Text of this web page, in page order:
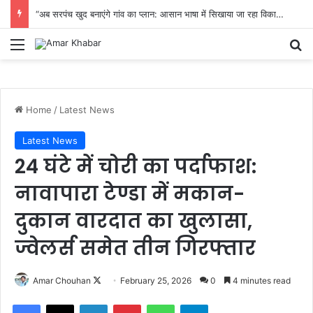
“अब सरपंच खुद बनाएंगे गांव का प्लान: आसान भाषा में सिखाया जा रहा विकास का पूरा तरीका”
Menu
Home / Latest News
Latest News
24 घंटे में चोरी का पर्दाफाश:
नावापारा टेण्डा में मकान-
दुकान वारदात का खुलासा,
ज्वेलर्स समेत तीन गिरफ्तार
Amar Chouhan
FollowFebruary 25, 2026 0 4 minutes read
Facebook
X LinkedInPinterestWhatsAppTelegram